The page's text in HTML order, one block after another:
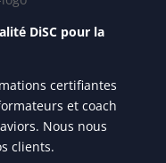
DiSC pour la
certifiantes
et coach
Nous nous
clients.